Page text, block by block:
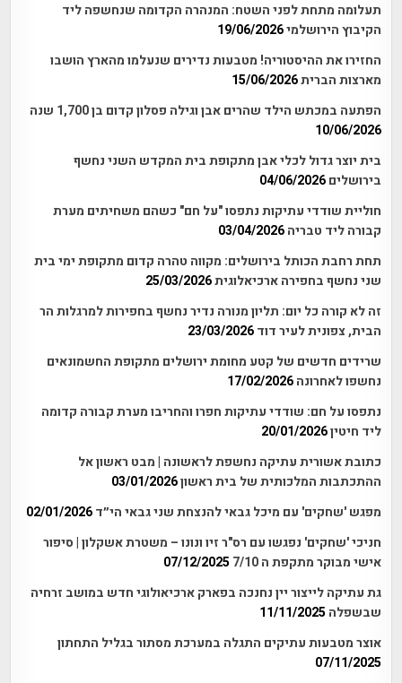
תעלומה מתחת לפני השטח: המנהרה הקדומה שנחשפה ליד
הקיבוץ הירושלמי19/06/2026
החזירו את ההיסטוריה! מטבעות נדירים שנעלמו מהארץ הושבו
מארצות הברית15/06/2026
הפתעה במכתש הילד שהרים אבן וגילה פסלון קדום בן 1,700 שנה
10/06/2026
בית יוצר גדול לכלי אבן מתקופת בית המקדש השני נחשף
בירושלים 04/06/2026
חוליית שודדי עתיקות נתפסו "על חם" כשהם משחיתים מערת
קבורה ליד טבריה 03/04/2026
תחת רחבת הכותל בירושלים: מקווה טהרה קדום מתקופת ימי בית
שני נחשף בחפירה ארכיאלוגית25/03/2026
זה לא קורה כל יום: תליון מנורה נדיר נחשף בחפירות למרגלות הר
הבית, צפונית לעיר דוד 23/03/2026
שרידים חדשים של קטע מחומת ירושלים מתקופת החשמונאים
נחשפו לאחרונה 17/02/2026
נתפסו על חם: שודדי עתיקות חפרו והחריבו מערת קבורה קדומה
ליד חיטין20/01/2026
כתובת אשורית עתיקה נחשפת לראשונה | מבט ראשון אל
ההתכתבות המלכותית של בית ראשון03/01/2026
מפגש 'שחקים' עם מיכל גבאי להנצחת שני גבאי הי״ד 02/01/2026
חניכי 'שחקים' נפגשו עם רס"ר זיו ונונו – משטרת אשקלון | סיפור
אישי מבוקר מתקפת ה 7/10
07/12/2025
גת עתיקה לייצור יין נחנכה בפארק ארכיאולוגי חדש במושב זרחיה
שבשפלה 11/11/2025
אוצר מטבעות עתיקים התגלה במערכת מסתור בגליל התחתון
07/11/2025